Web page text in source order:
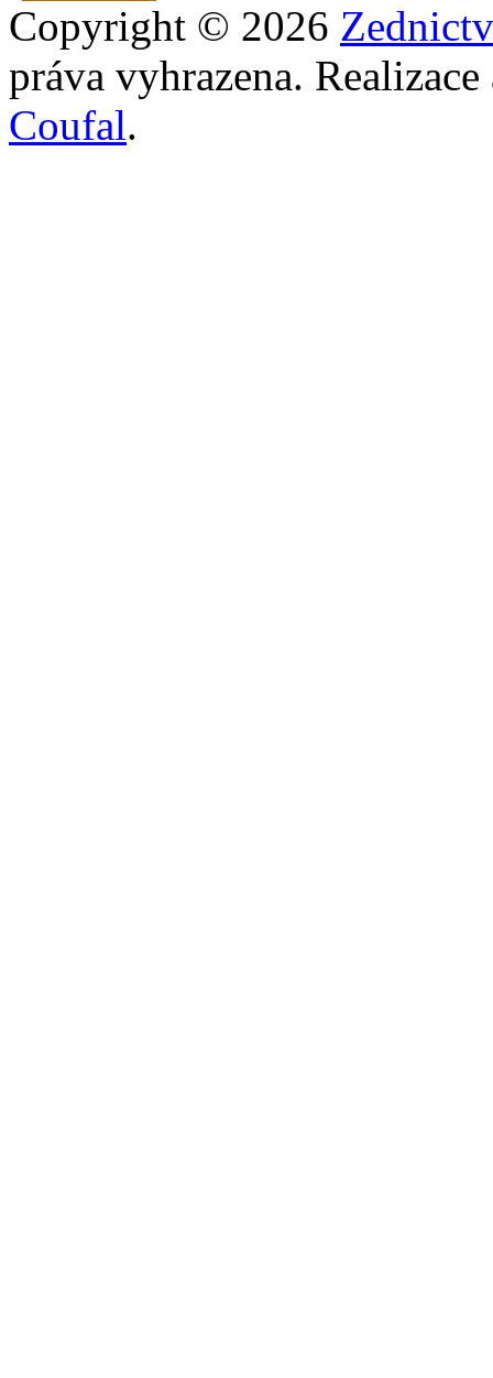
Copyright © 2026
práva vyhrazena.
Coufal.